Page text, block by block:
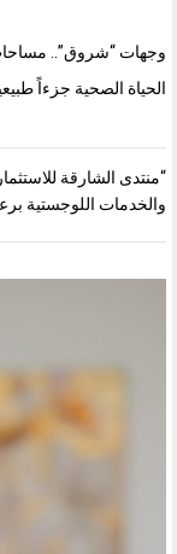
وجهات “شروق”..
الحياة الصحية جزءاً
والخدمات اللوجستية